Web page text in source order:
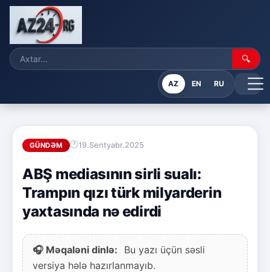
🔍
AZ EN RU
GÜNDƏM 19.Sentyabr.2025
ABŞ mediasının sirli sualı:
Trampın qızı türk milyarderin
yaxtasında nə edirdi
🎧 Məqaləni dinlə:
Bu yazı üçün səsli
versiya hələ hazırlanmayıb.